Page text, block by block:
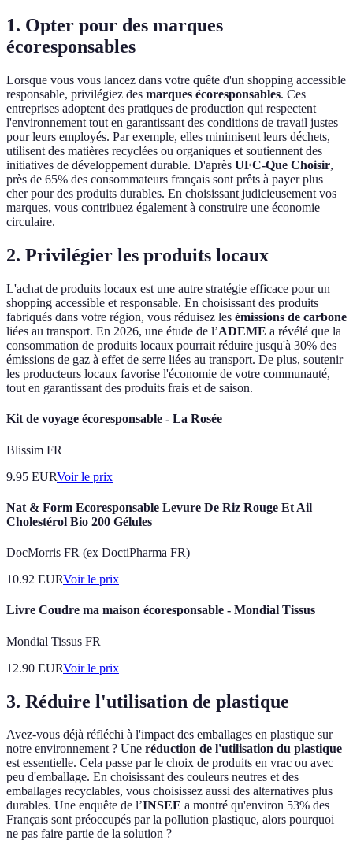
1. Opter pour des marques
écoresponsables
Lorsque vous vous lancez dans votre quête d'un shopping accessible
responsable, privilégiez des marques écoresponsables. Ces
entreprises adoptent des pratiques de production qui respectent
l'environnement tout en garantissant des conditions de travail justes
pour leurs employés. Par exemple, elles minimisent leurs déchets,
utilisent des matières recyclées ou organiques et soutiennent des
initiatives de développement durable. D'après UFC-Que Choisir,
près de 65% des consommateurs français sont prêts à payer plus
cher pour des produits durables. En choisissant judicieusement vos
marques, vous contribuez également à construire une économie
circulaire.
2. Privilégier les produits locaux
L'achat de produits locaux est une autre stratégie efficace pour un
shopping accessible et responsable. En choisissant des produits
fabriqués dans votre région, vous réduisez les émissions de carbone
liées au transport. En 2026, une étude de l’ADEME a révélé que la
consommation de produits locaux pourrait réduire jusqu'à 30% des
émissions de gaz à effet de serre liées au transport. De plus, soutenir
les producteurs locaux favorise l'économie de votre communauté,
tout en garantissant des produits frais et de saison.
Kit de voyage écoresponsable - La Rosée
Blissim FR
9.95 EURVoir le prix
Nat & Form Ecoresponsable Levure De Riz Rouge Et Ail
Cholestérol Bio 200 Gélules
DocMorris FR (ex DoctiPharma FR)
10.92 EURVoir le prix
Livre Coudre ma maison écoresponsable - Mondial Tissus
Mondial Tissus FR
12.90 EURVoir le prix
3. Réduire l'utilisation de plastique
Avez-vous déjà réfléchi à l'impact des emballages en plastique sur
notre environnement ? Une réduction de l'utilisation du plastique
est essentielle. Cela passe par le choix de produits en vrac ou avec
peu d'emballage. En choisissant des couleurs neutres et des
emballages recyclables, vous choisissez aussi des alternatives plus
durables. Une enquête de l’INSEE a montré qu'environ 53% des
Français sont préoccupés par la pollution plastique, alors pourquoi
ne pas faire partie de la solution ?